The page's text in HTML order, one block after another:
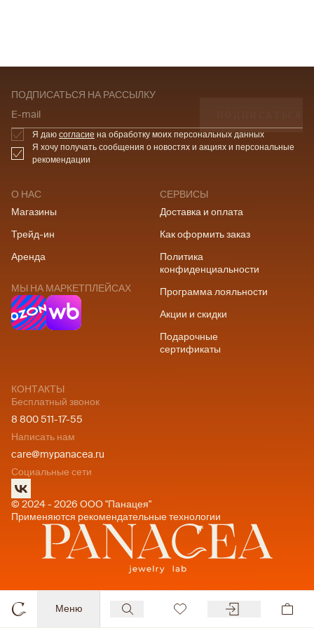
Меню
О НАС
Магазины
Трейд-ин
Аренда
МЫ НА МАРКЕТПЛЕЙСАХ
СЕРВИСЫ
Доставка и оплата
Как оформить заказ
Политика
конфиденциальности
Программа лояльности
Акции и скидки
Подарочные
сертификаты
КОНТАКТЫ
Бесплатный звонок
8 800 511-17-55
Написать нам
care@mypanacea.ru
Социальные сети
© 2024 - 2026 ООО "Панацея"
Применяются рекомендательные технологии
ПОДПИСАТЬСЯ НА РАССЫЛКУ
E-mail
Я даю согласие на обработку моих персональных данных
Я хочу получать сообщения о новостях и акциях и персональные
рекомендации